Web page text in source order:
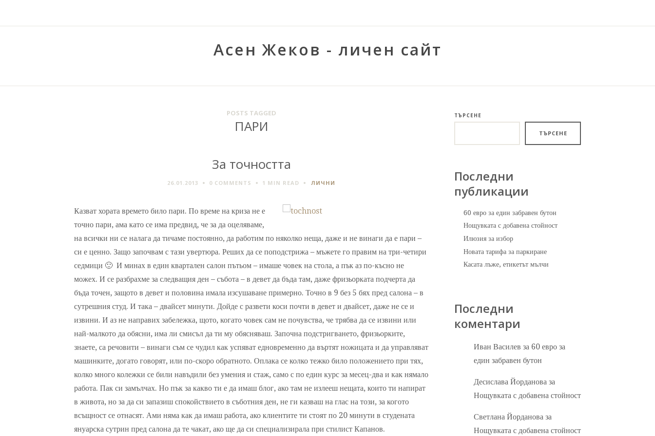
Асен Жеков - личен сайт
POSTS TAGGED
ПАРИ
За точността
26.01.2013 0 COMMENTS 1 MIN READ ЛИЧНИ
Казват хората времето било пари. По време на криза не е
точно пари, ама като се има предвид, че за да оцеляваме,
на всички ни се налага да тичаме постоянно, да работим по няколко неща, даже и не винаги да е пари –
си е ценно. Защо започвам с тази увертюра. Реших да се поподстрижа – мъжете го правим на три-четири
седмици 🙂 И минах в един квартален салон пътьом – имаше човек на стола, а пък аз по-късно не
можех. И се разбрахме за следващия ден – събота – в девет да бъда там, даже фризьорката подчерта да
бъда точен, защото в девет и половина имала изсушаване примерно. Точно в 9 без 5 бях пред салона – в
сутрешния студ. И така – двайсет минути. Дойде с развети коси почти в девет и двайсет, даже не се и
извини. И аз не направих забележка, щото, когато човек сам не почувства, че трябва да се извини или
най-малкото да обясни, има ли смисъл да ти му обясняваш. Започна подстригването, фризьорките,
знаете, са речовити – винаги съм се чудил как успяват едновременно да въртят ножицата и да управляват
машинките, догато говорят, или по-скоро обратното. Оплака се колко тежко било положението при тях,
колко много колежки се били навъдили без умения и стаж, само с по един курс за месец-два и как нямало
работа. Пак си замълчах. Но пък за какво ти е да имаш блог, ако там не излееш нещата, които ти напират
в живота, но за да си запазиш спокойствието в съботния ден, не ги казваш на глас на този, за когото
всъщност се отнасят. Ами няма как да имаш работа, ако клиентите ти стоят по 20 минути в студената
януарска сутрин пред салона да те чакат, ако ще да си специализирала при стилист Капанов.
ТЪРСЕНЕ
ТЪРСЕНЕ
Последни
публикации
60 евро за един забравен бутон
Нощувката с добавена стойност
Илюзия за избор
Новата тарифа за паркиране
Касата лъже, етикетът мълчи
Последни
коментари
Иван Василев за 60 евро за
един забравен бутон
Десислава Йорданова за
Нощувката с добавена стойност
Светлана Йорданова за
Нощувката с добавена стойност